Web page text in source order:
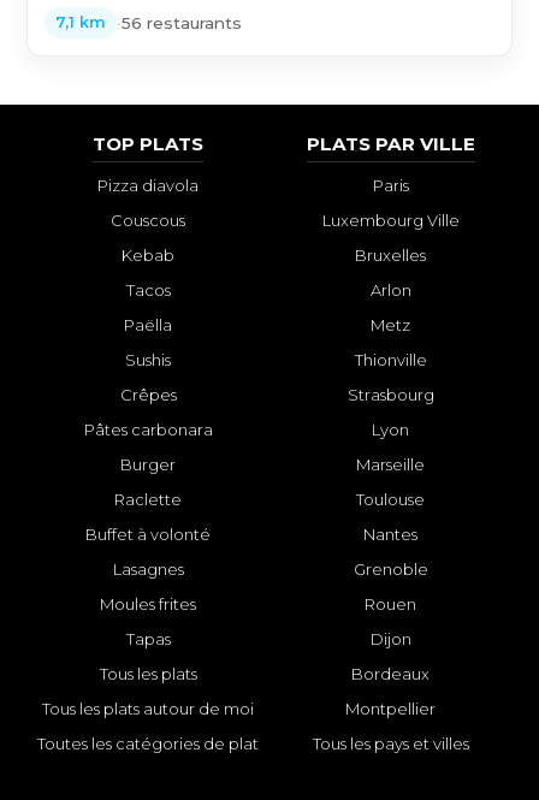
7,1 km •56 restaurants
TOP PLATS
Pizza diavola
Couscous
Kebab
Tacos
Paëlla
Sushis
Crêpes
Pâtes carbonara
Burger
Raclette
Buffet à volonté
Lasagnes
Moules frites
Tapas
Tous les plats
Tous les plats autour de moi
Toutes les catégories de plat
PLATS PAR VILLE
Paris
Luxembourg Ville
Bruxelles
Arlon
Metz
Thionville
Strasbourg
Lyon
Marseille
Toulouse
Nantes
Grenoble
Rouen
Dijon
Bordeaux
Montpellier
Tous les pays et villes